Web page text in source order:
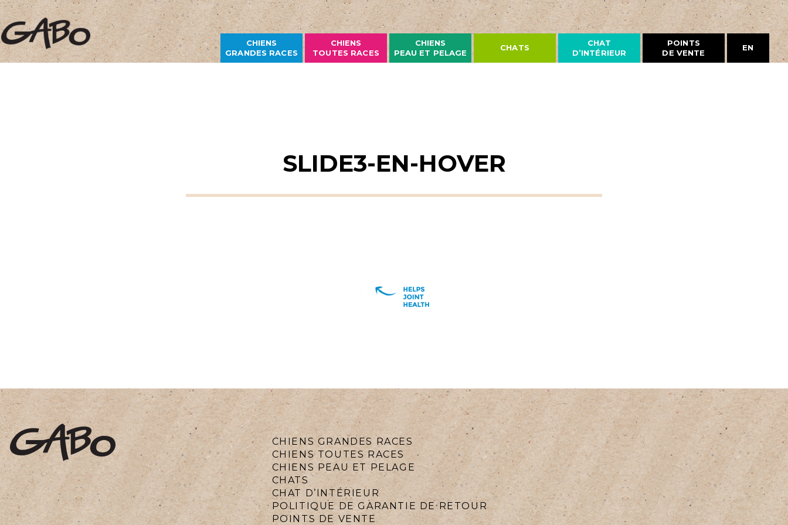
CHIENS
GRANDES RACES
CHIENS
TOUTES RACES
CHIENS
PEAU ET PELAGE
CHATS
CHAT
D’INTÉRIEUR
POINTS
DE VENTE
EN
SLIDE3-EN-HOVER
CHIENS GRANDES RACES
CHIENS TOUTES RACES
CHIENS PEAU ET PELAGE
CHATS
CHAT D’INTÉRIEUR
POLITIQUE DE GARANTIE DE RETOUR
POINTS DE VENTE